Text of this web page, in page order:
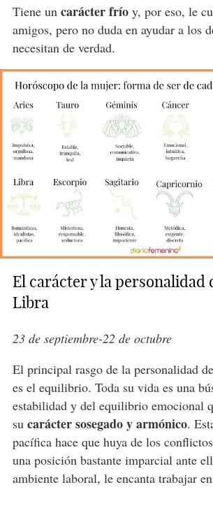
Tiene un carácter fríoy, por eso, le
amigos, pero no duda en ayudar a los
necesitan de verdad.
El carácter y la personalidad
Libra
23 de septiembre-22 de octubre
El principal rasgo de la personalidad de
es el equilibrio. Toda su vida es una
estabilidad y del equilibrio emocional
su carácter sosegado y armónico.
pacífica hace que huya de los
una posición bastante imparcial ante
ambiente laboral, le encanta trabajar